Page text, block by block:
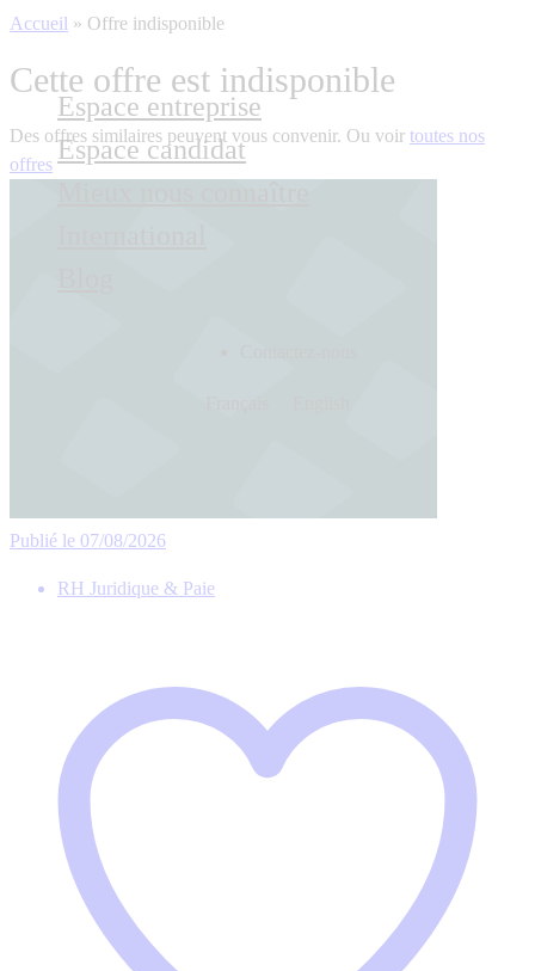
Espace entreprise
Espace candidat
Accueil » Offre indisponible
Cette offre est indisponible
Des offres similaires peuvent vous convenir. Ou voir toutes nos
offres
Publié le 07/08/2026
RH Juridique & Paie